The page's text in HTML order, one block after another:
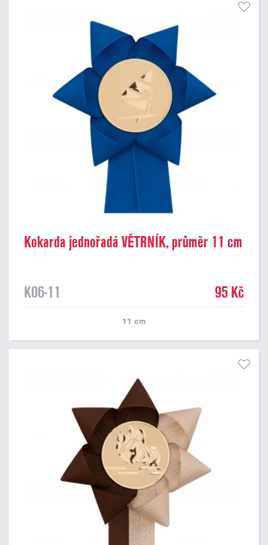
Kokarda jednořadá VĚTRNÍK, průměr 11 cm
K06-11 95 Kč
11 cm